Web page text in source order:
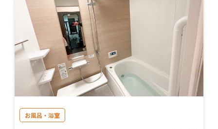
お風呂・浴室